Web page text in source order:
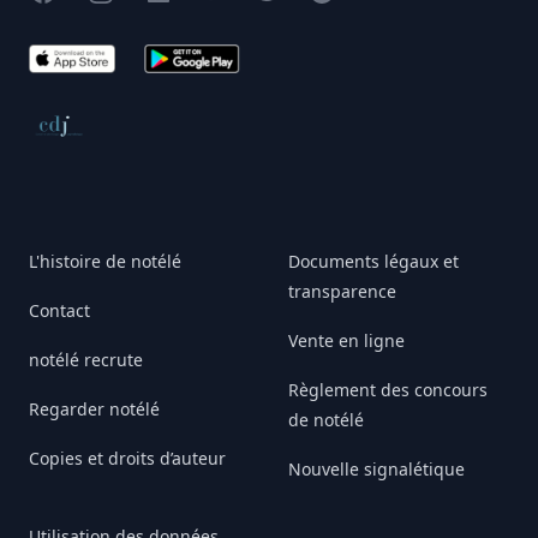
App Store Google Play
Conseil de déontologie journalistique
L'histoire de notélé
Contact
notélé recrute
Regarder notélé
Copies et droits d’auteur
Documents légaux et
transparence
Vente en ligne
Règlement des concours
de notélé
Nouvelle signalétique